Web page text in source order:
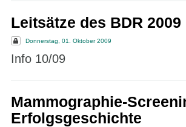
Leitsätze des BDR 2009
Donnerstag, 01. Oktober 2009
Info 10/09
Mammographie-
Erfolgsgeschichte